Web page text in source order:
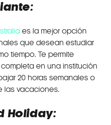
es la mejor opción
que desean estudiar
tiempo. Te permite
en una institución
20 horas semanales o
las vacaciones.
Holiday: